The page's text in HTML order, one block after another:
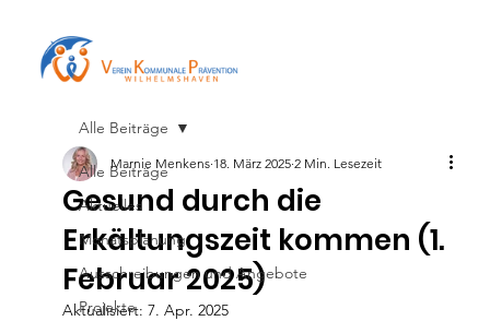
Alle Beiträge
Aktuelles
Monatsplanung
Ausschreibungen und Angebote
Projekte
Alle Beiträge
Gesund durch die
Erkältungszeit kommen (1.
Februar 2025)
Marnie Menkens 18. März 2025 2 Min. Lesezeit
Aktualisiert: 7. Apr. 2025